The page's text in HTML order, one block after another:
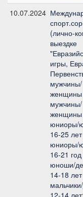
10.07.2024
(лично-
выездке
игры,
мужчины/
женщины
мужчины/
юниоры/
16-25
юниоры/
16-21
юноши/
14-18
12-14 лет;